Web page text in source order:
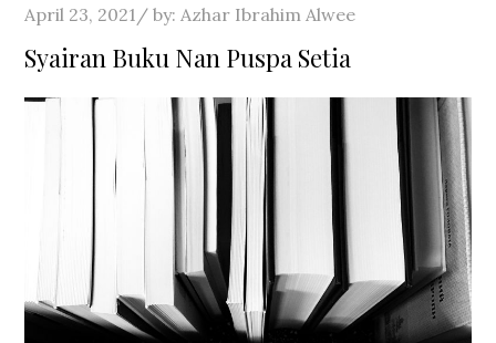
Posted
April 23, 2021 by: Azhar Ibrahim Alwee
Syairan Buku Nan Puspa Setia